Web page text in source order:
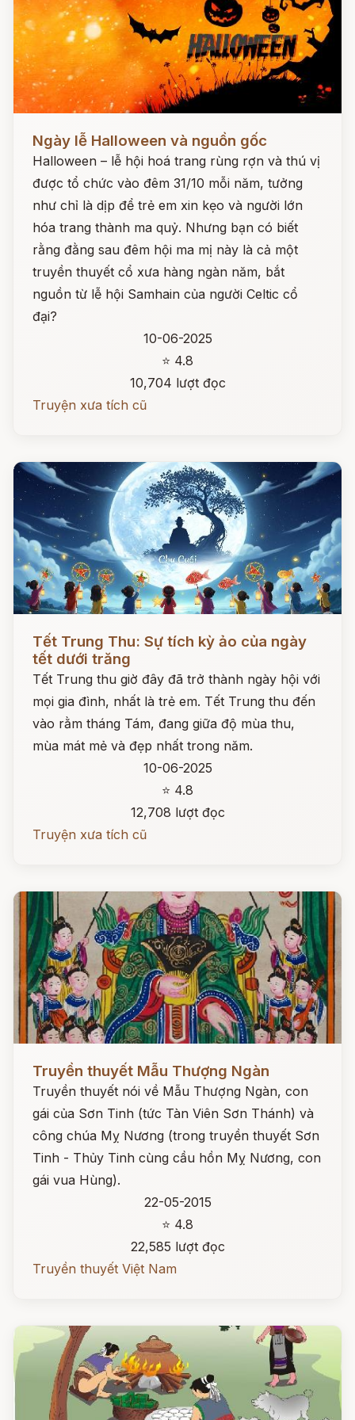
Ngày lễ Halloween và nguồn gốc
Halloween – lễ hội hoá trang rùng rợn và thú vị
được tổ chức vào đêm 31/10 mỗi năm, tưởng
như chỉ là dịp để trẻ em xin kẹo và người lớn
hóa trang thành ma quỷ. Nhưng bạn có biết
rằng đằng sau đêm hội ma mị này là cả một
truyền thuyết cổ xưa hàng ngàn năm, bắt
nguồn từ lễ hội Samhain của người Celtic cổ
đại?
10-06-2025
⭐ 4.8
10,704 lượt đọc
Truyện xưa tích cũ
Đọc ngay
Tết Trung Thu: Sự tích kỳ ảo của ngày
tết dưới trăng
Tết Trung thu giờ đây đã trở thành ngày hội với
mọi gia đình, nhất là trẻ em. Tết Trung thu đến
vào rằm tháng Tám, đang giữa độ mùa thu,
mùa mát mẻ và đẹp nhất trong năm.
10-06-2025
⭐ 4.8
12,708 lượt đọc
Truyện xưa tích cũ
Đọc ngay
Truyền thuyết Mẫu Thượng Ngàn
Truyền thuyết nói về Mẫu Thượng Ngàn, con
gái của Sơn Tinh (tức Tàn Viên Sơn Thánh) và
công chúa Mỵ Nương (trong truyền thuyết Sơn
Tinh - Thủy Tinh cùng cầu hồn Mỵ Nương, con
gái vua Hùng).
22-05-2015
⭐ 4.8
22,585 lượt đọc
Truyền thuyết Việt Nam